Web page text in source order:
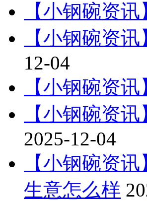
【小钢碗资
【小钢碗资
12-04
【小钢碗资
【小钢碗资
2025-12-04
【小钢碗资
生意怎么样